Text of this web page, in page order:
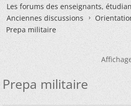
Les forums des enseignants,
Anciennes discussions
Prepa militaire
Prepa militaire